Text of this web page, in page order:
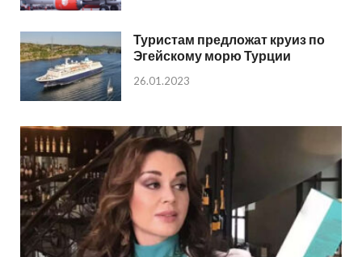
Туристам предложат круиз по
Эгейскому морю Турции
26.01.2023